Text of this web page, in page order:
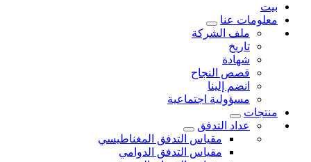
بيت
معلومات عنا
ملف الشركة
تاريخ
شهادة
قصص النجاح
انضم إلينا
مسؤولية اجتماعية
منتجات
عداد التدفق
مقياس التدفق المغناطيسي
مقياس التدفق الدوامي